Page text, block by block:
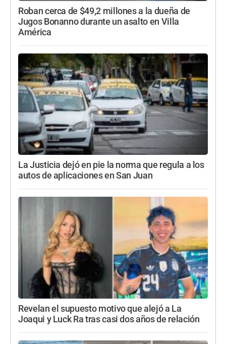
Roban cerca de $49,2 millones a la dueña de
Jugos Bonanno durante un asalto en Villa
América
La Justicia dejó en pie la norma que regula a los
autos de aplicaciones en San Juan
Revelan el supuesto motivo que alejó a La
Joaqui y Luck Ra tras casi dos años de relación